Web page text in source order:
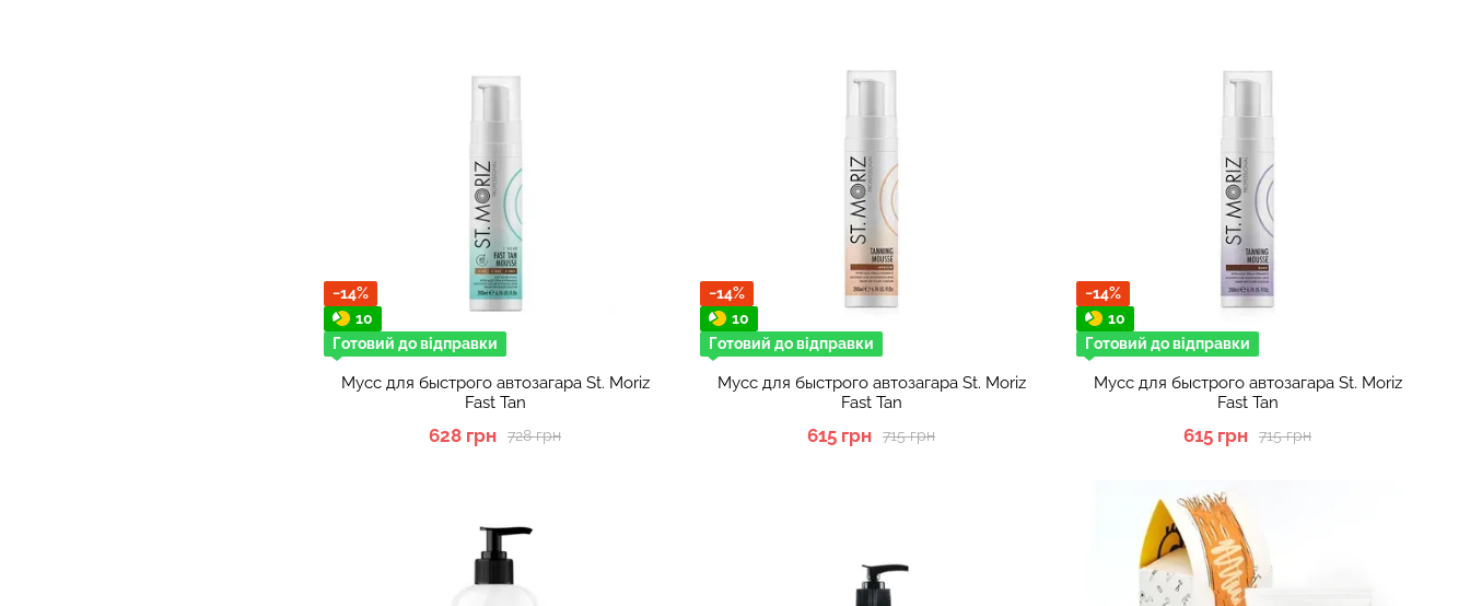
−14%
10
Готовий до відправки
Мусс для быстрого автозагара St. Moriz
Fast Tan
728 грн
628 грн
−14%
10
Готовий до відправки
Мусс для быстрого автозагара St. Moriz
Fast Tan
715 грн
615 грн
−14%
10
Готовий до відправки
Мусс для быстрого автозагара St. Moriz
Fast Tan
715 грн
615 грн